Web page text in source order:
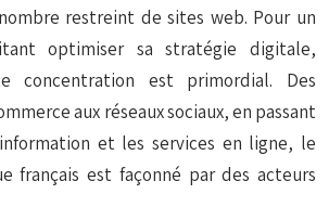
restreint de sites web. Pour un
optimiser sa stratégie digitale,
concentration est primordial. Des
aux réseaux sociaux, en passant
et les services en ligne, le
français est façonné par des acteurs